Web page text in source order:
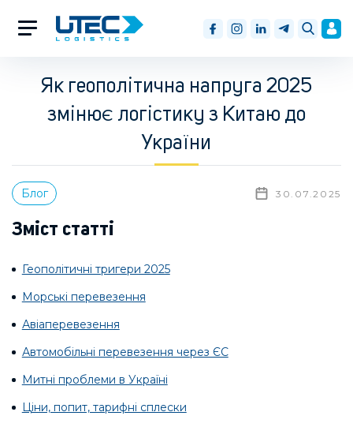
Як геополітична напруга 2025
змінює логістику з Китаю до
України
Блог 30.07.2025
Зміст статті
Геополітичні тригери 2025
Морські перевезення
Авіаперевезення
Автомобільні перевезення через ЄС
Митні проблеми в Україні
Ціни, попит, тарифні сплески